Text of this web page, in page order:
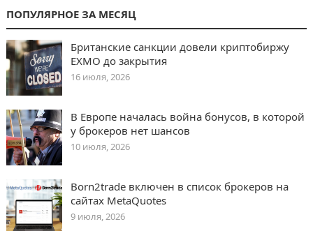
ПОПУЛЯРНОЕ ЗА МЕСЯЦ
Британские санкции довели криптобиржу
EXMO до закрытия
16 июля, 2026
В Европе началась война бонусов, в которой
у брокеров нет шансов
10 июля, 2026
Born2trade включен в список брокеров на
сайтах MetaQuotes
9 июля, 2026